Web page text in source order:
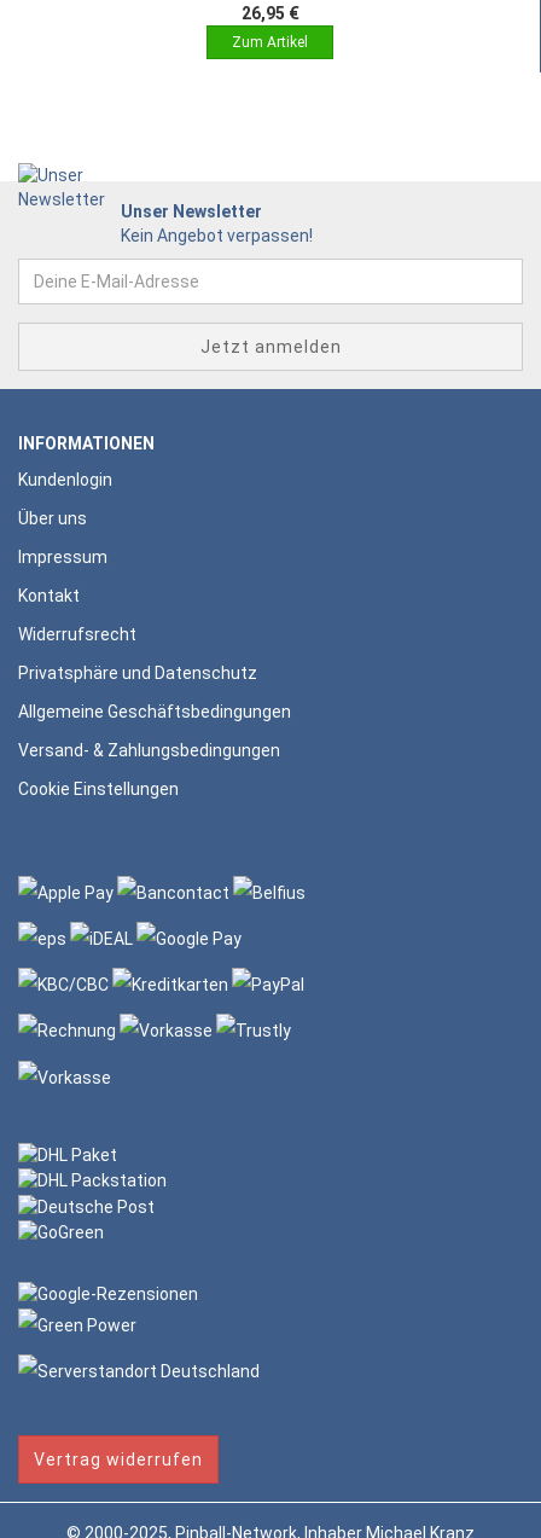
26,95 €
Unser Newsletter
Kein Angebot verpassen!
INFORMATIONEN
Kundenlogin
Über uns
Impressum
Kontakt
Widerrufsrecht
Privatsphäre und Datenschutz
Allgemeine Geschäftsbedingungen
Versand- & Zahlungsbedingungen
Cookie Einstellungen
Vertrag widerrufen
© 2000-2025, Pinball-Network, Inhaber Michael Kranz